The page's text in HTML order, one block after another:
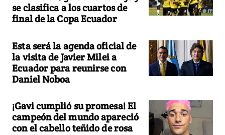
se clasifica a los cuartos de
final de la Copa Ecuador
Esta será la agenda oficial de
la visita de Javier Milei a
Ecuador para reunirse con
Daniel Noboa
¡Gavi cumplió su promesa! El
campeón del mundo apareció
con el cabello teñido de rosa